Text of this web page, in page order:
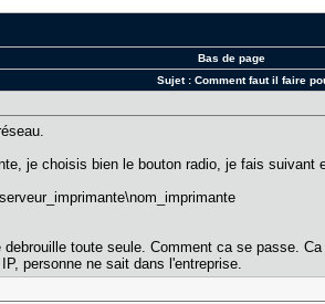
Bas de page
Sujet : Comment faut il faire
je choisis bien le bouton radio, je fais
toute seule. Comment ca se passe.
personne ne sait dans l'entreprise.